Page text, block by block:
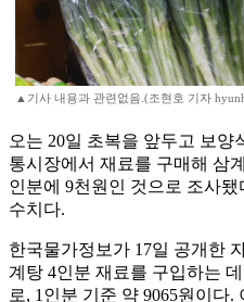
▲기사 내용과 관련없음.(조현호 기자
오는 20일 초복을 앞두고 보양
통시장에서 재료를 구매해 삼
인분에 9천원인 것으로 조사
수치다.
한국물가정보가 17일 공개한
계탕 4인분 재료를 구입하는
로, 1인분 기준 약 9065원이다.